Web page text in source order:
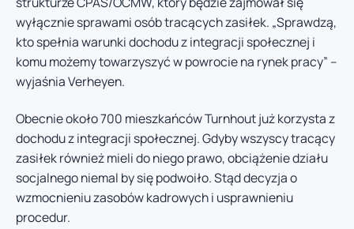
wyłącznie sprawami osób tracących zasiłek. „Sprawdzą,
kto spełnia warunki dochodu z integracji społecznej i
komu możemy towarzyszyć w powrocie na rynek pracy” –
wyjaśnia Verheyen.
Obecnie około 700 mieszkańców Turnhout już korzysta z
dochodu z integracji społecznej. Gdyby wszyscy tracący
zasiłek również mieli do niego prawo, obciążenie działu
socjalnego niemal by się podwoiło. Stąd decyzja o
wzmocnieniu zasobów kadrowych i usprawnieniu
procedur.